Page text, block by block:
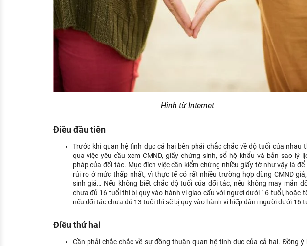
Hình từ Internet
Điều đầu tiên
Trước khi quan hệ tình dục cả hai bên phải chắc chắc về độ tuổi của nhau
qua việc yêu cầu xem CMND, giấy chứng sinh, sổ hộ khẩu và bản sao lý
pháp của đối tác. Mục đích việc cần kiểm chứng nhiều giấy tờ như vậy là để
rủi ro ở mức thấp nhất, vì thực tế có rất nhiều trường hợp dùng CMND
sinh giả… Nếu không biết chắc độ tuổi của đối tác, nếu không may mắn
chưa đủ 16 tuổi thì bị quy vào hành vi giao cấu với người dưới 16 tuổi, hoặc
nếu đối tác chưa đủ 13 tuổi thì sẽ bị quy vào hành vi hiếp dâm người dưới 16
Điều thứ hai
Cần phải chắc chắc về sự đồng thuận quan hệ tình dục của cả hai. Đồng ý